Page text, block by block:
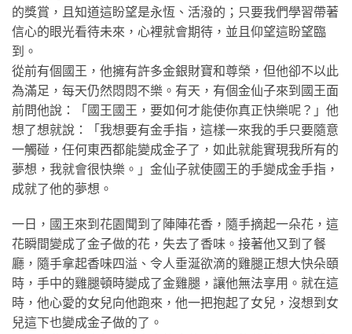
的獎賞，且知道這盼望是永恆、活潑的；只要我們學習帶著
信心的眼光看待未來，心裡就會期待，並且仰望這盼望臨
到。
從前有個國王，他擁有許多金銀財寶和尊榮，但他卻不以此
為滿足，每天仍然悶悶不樂。有天，有個金仙子來到國王面
前問他說：「國王國王，要如何才能使你真正快樂呢？」他
想了想就說：「我想要有金手指，這樣一來我的手只要隨意
一觸碰，任何東西都能變成金子了，如此就能實現我所有的
夢想，我就會很快樂。」金仙子就使國王的手變成金手指，
成就了他的夢想。
一日，國王來到花園聞到了陣陣花香，隨手摘起一朵花，這
花瞬間變成了金子做的花，失去了香味。接著他又到了餐
廳，隨手拿起香味四溢、令人垂涎欲滴的雞腿正想大快朵頤
時，手中的雞腿頓時變成了金雞腿，讓他無法享用。就在這
時，他心愛的女兒向他跑來，他一把抱起了女兒，沒想到女
兒這下也變成金子做的了。